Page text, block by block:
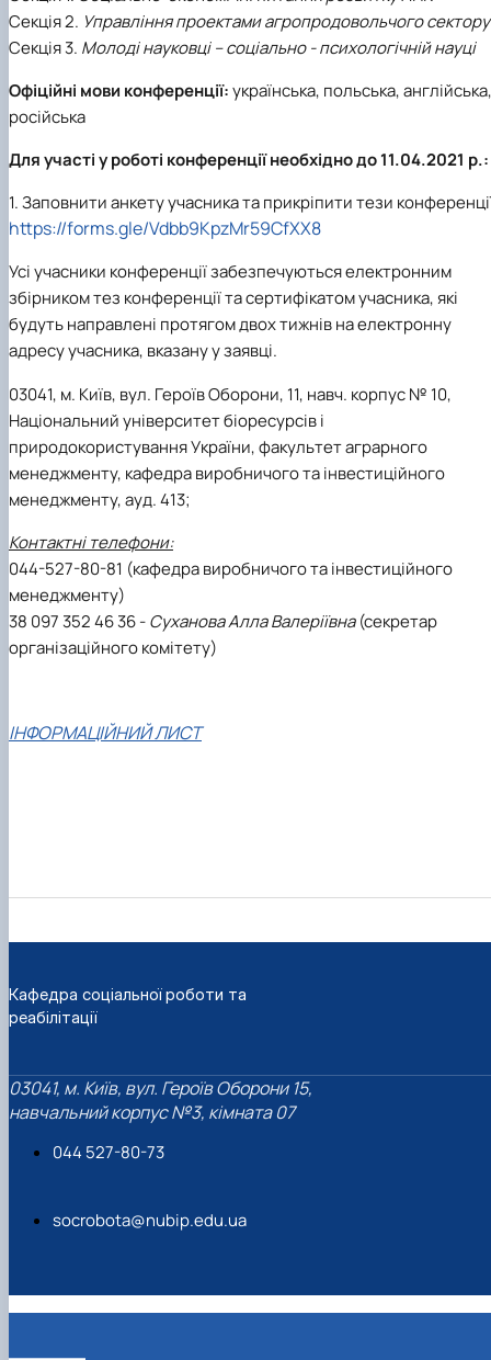
Секція 2. Управління проектами агропродовольчого сектору
Секція 3. Молоді науковці – соціально - психологічній науці
Офіційні мови конференції:українська, польська, англійська,
російська
Для участі у роботі конференції необхідно до 11.04.2021 р.:
1. Заповнити анкету учасника та прикріпити тези
https://forms.gle/Vdbb9KpzMr59CfXX8
Усі учасники конференції забезпечуються електронним
збірником тез конференції та сертифікатом учасника, які
будуть направлені протягом двох тижнів на електронну
адресу учасника, вказану у заявці.
03041, м. Київ, вул. Героїв Оборони, 11, навч. корпус № 10,
Національний університет біоресурсів і
природокористування України, факультет аграрного
менеджменту, кафедра виробничого та інвестиційного
менеджменту, ауд. 413;
Контактні телефони:
044-527-80-81 (кафедра виробничого та інвестиційного
менеджменту)
38 097 352 46 36 -Суханова Алла Валеріївна(секретар
організаційного комітету)
ІНФОРМАЦІЙНИЙ ЛИСТ
Кафедра соціальної роботи та
реабілітації
03041, м. Київ, вул. Героїв Оборони 15,
навчальний корпус №3, кімната 07
044 527-80-73
socrobota@nubip.edu.ua